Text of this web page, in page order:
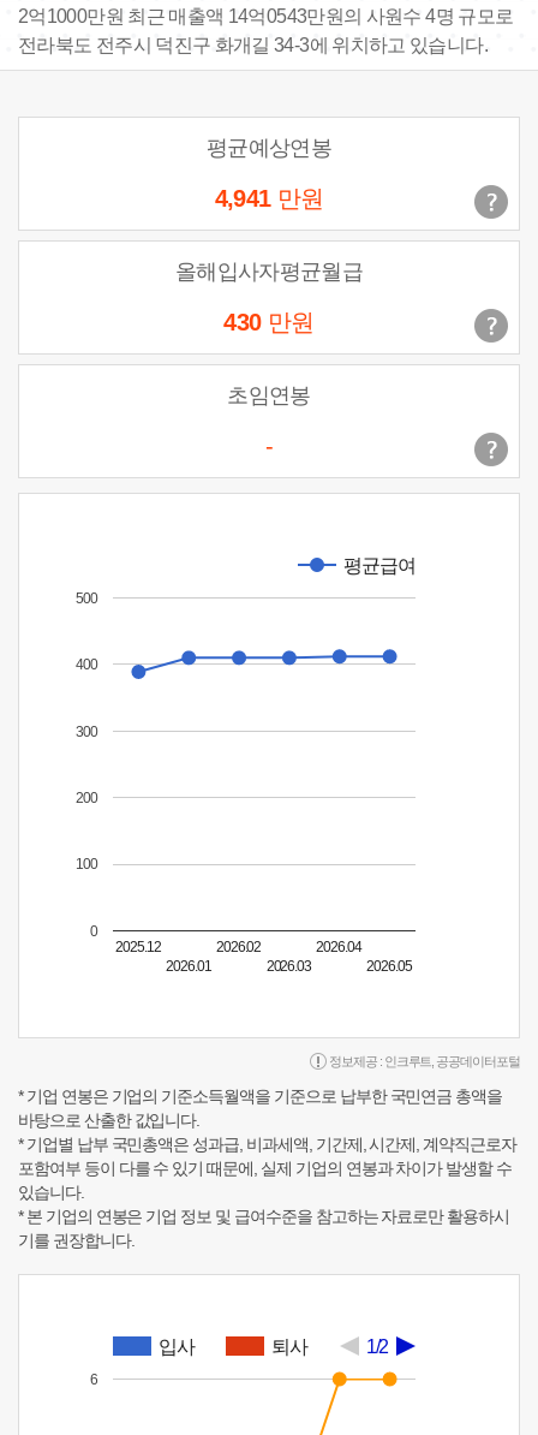
2억1000만원 최근 매출액 14억0543만원의 사원수 4명 규모로
전라북도 전주시 덕진구 화개길 34-3에 위치하고 있습니다.
평균예상연봉
4,941 만원
올해입사자평균월급
430 만원
초임연봉
-
평균급여
2025.12
2026.01
2026.02
2026.03
2026.04
2026.05
0
100
200
300
400
500
정보제공 : 인크루트 공공데이터포털
* 기업 연봉은 기업의 기준소득월액을 기준으로 납부한 국민연금 총액을
바탕으로 산출한 값입니다.
* 기업별 납부 국민총액은 성과급, 비과세액, 기간제, 시간제, 계약직근로자
포함여부 등이 다를 수 있기 때문에, 실제 기업의 연봉과 차이가 발생할 수
있습니다.
* 본 기업의 연봉은 기업 정보 및 급여수준을 참고하는 자료로만 활용하시
기를 권장합니다.
입사 퇴사 1/2
6